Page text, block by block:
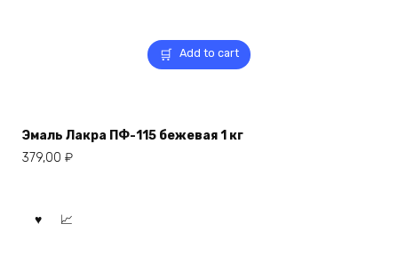
Add to cart
Эмаль Лакра ПФ-115 бежевая 1 кг
379,00 ₽